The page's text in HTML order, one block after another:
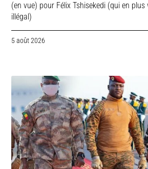
(en vue) pour Félix Tshisekedi (qui en
illégal)
5 août 2026